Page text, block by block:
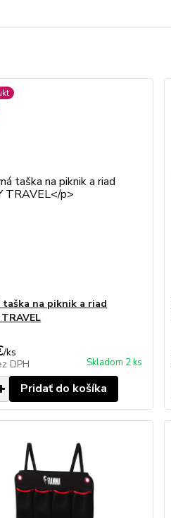
taška na piknik a riad
/ks
DPH Skladom 2 ks
Pridať do košíka